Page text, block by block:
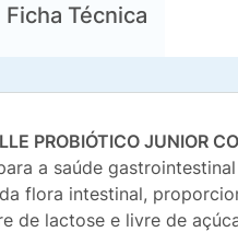
Ficha Técnica
PROBIÓTICO JUNIOR
a saúde
flora intestinal,
de lactose e livre de